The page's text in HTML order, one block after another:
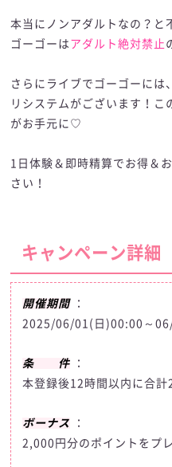
本当にノンアダルトなの？
ゴーゴーは アダルト絶対禁止
さらにライブでゴーゴーには
リシステムがございます！こ
がお手元に♡
1日体験＆即時精算でお得＆
さい！
キャンペーン詳細
開催期間：
2025/06/01(日)00:00～
条 件 ：
本登録後12時間以内に合計
ボーナス
：
2,000円分のポイントをプ